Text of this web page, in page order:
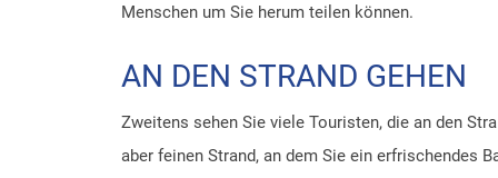
Menschen um Sie herum teilen können.
AN DEN STRAND GEHEN
Zweitens sehen Sie viele Touristen, die an den
aber feinen Strand, an dem Sie ein erfrischendes